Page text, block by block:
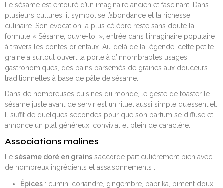
Le sésame est entouré d’un imaginaire ancien et fascinant. Dans
plusieurs cultures, il symbolise l’abondance et la richesse
culinaire. Son évocation la plus célèbre reste sans doute la
formule « Sésame, ouvre-toi », entrée dans l’imaginaire populaire
à travers les contes orientaux. Au-delà de la légende, cette petite
graine a surtout ouvert la porte à d’innombrables usages
gastronomiques, des pains parsemés de graines aux douceurs
traditionnelles à base de pâte de sésame.
Dans de nombreuses cuisines du monde, le geste de toaster le
sésame juste avant de servir est un rituel aussi simple qu’essentiel.
Il suffit de quelques secondes pour que son parfum se diffuse et
annonce un plat généreux, convivial et plein de caractère.
Associations malines
Le sésame doré en grains s’accorde particulièrement bien avec
de nombreux ingrédients et assaisonnements :
Épices: cumin, coriandre, gingembre, paprika, piment doux,